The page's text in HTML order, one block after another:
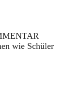
wie Schüler